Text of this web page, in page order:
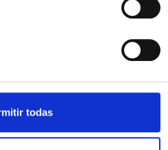
todas
a los patrocinadores de la
Running Challenge 2026
encuentro para la
2026, la Torre Glòries
oficial del campeonato